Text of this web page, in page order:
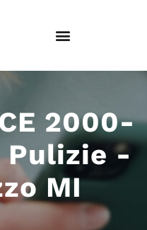
2000-
Pulizie -
MI